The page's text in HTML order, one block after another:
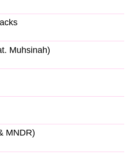
Muhsinah)
MNDR)